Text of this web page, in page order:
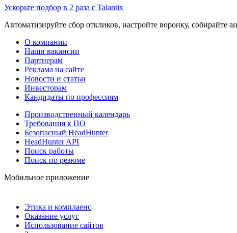
Ускорьте подбор в 2 раза с Talantix
Автоматизируйте сбор откликов, настройте воронку, собирайте
О компании
Наши вакансии
Партнерам
Реклама на сайте
Новости и статьи
Инвесторам
Кандидаты по профессиям
Производственный календарь
Требования к ПО
Безопасный HeadHunter
HeadHunter API
Поиск работы
Поиск по резюме
Мобильное приложение
Этика и комплаенс
Оказание услуг
Использование сайтов